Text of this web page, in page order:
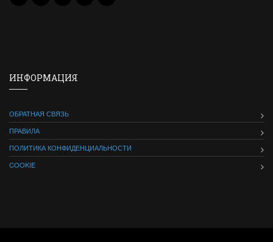
ИНФОРМАЦИЯ
ОБРАТНАЯ СВЯЗЬ
ПРАВИЛА
ПОЛИТИКА КОНФИДЕНЦИАЛЬНОСТИ
COOKIE